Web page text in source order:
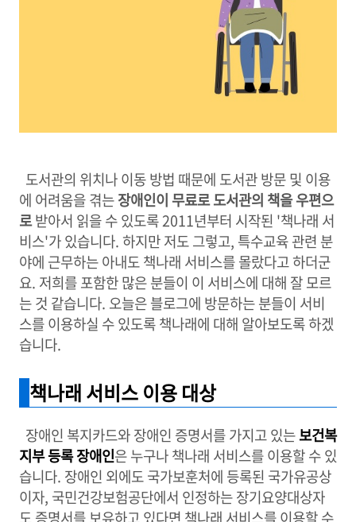
도서관의 위치나 이동 방법 때문에 도서관 방문 및 이용
에 어려움을 겪는장애인이 무료로 도서관의 책을 우편으
로받아서 읽을 수 있도록 2011년부터 시작된 '책나래 서
비스'가 있습니다. 하지만 저도 그렇고, 특수교육 관련 분
야에 근무하는 아내도 책나래 서비스를 몰랐다고 하더군
요. 저희를 포함한 많은 분들이 이 서비스에 대해 잘 모르
는 것 같습니다. 오늘은 블로그에 방문하는 분들이 서비
스를 이용하실 수 있도록 책나래에 대해 알아보도록 하겠
습니다.
책나래 서비스 이용 대상
장애인 복지카드와 장애인 증명서를 가지고 있는보건복
지부 등록 장애인은 누구나 책나래 서비스를 이용할 수 있
습니다. 장애인 외에도 국가보훈처에 등록된 국가유공상
이자, 국민건강보험공단에서 인정하는 장기요양대상자
도 증명서를 보유하고 있다면 책나래 서비스를 이용할 수